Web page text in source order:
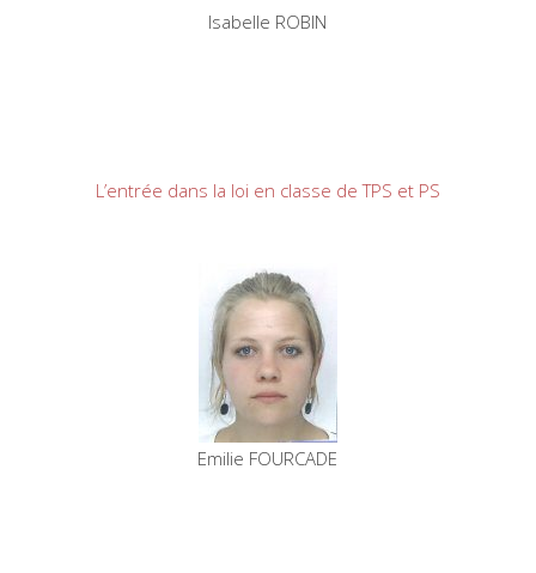
Isabelle ROBIN
L’entrée dans la loi en classe de TPS et PS
Emilie FOURCADE